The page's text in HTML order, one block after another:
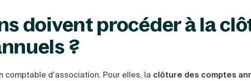
doivent procéder à la
?
d’association. Pour elles, la clôture des comptes